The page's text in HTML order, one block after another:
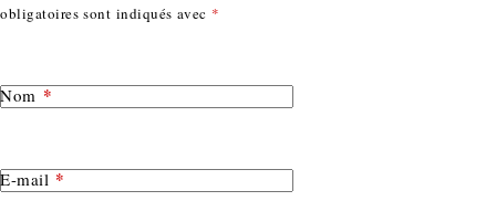
obligatoires sont indiqués avec *
Nom *
E-mail *